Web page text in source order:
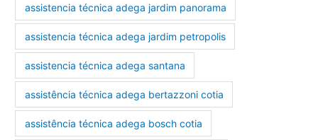
assistencia técnica adega jardim panorama
assistencia técnica adega jardim petropolis
assistencia técnica adega santana
assistência técnica adega bertazzoni cotia
assistência técnica adega bosch cotia